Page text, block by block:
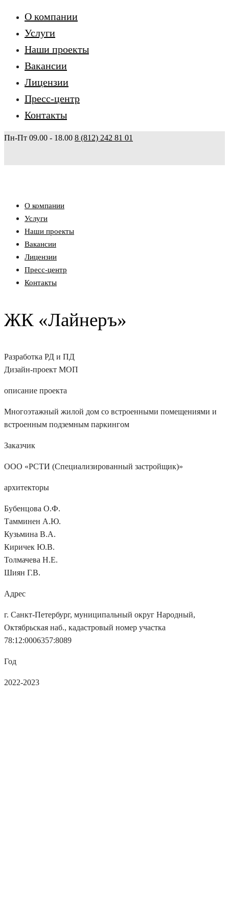
О компании
Услуги
Наши проекты
Вакансии
Лицензии
Пресс-центр
Контакты
Пн-Пт 09.00 - 18.00 8 (812) 242 81 01
О компании
Услуги
Наши проекты
Вакансии
Лицензии
Пресс-центр
Контакты
ЖК «Лайнеръ»
Разработка РД и ПД
Дизайн-проект МОП
описание проекта
Многоэтажный жилой дом со встроенными помещениями и
встроенным подземным паркингом
Заказчик
ООО «РСТИ (Специализированный застройщик)»
архитекторы
Бубенцова О.Ф.
Тамминен А.Ю.
Кузьмина В.А.
Киричек Ю.В.
Толмачева Н.Е.
Шиян Г.В.
Адрес
г. Санкт-Петербург, муниципальный округ Народный,
Октябрьская наб., кадастровый номер участка
78:12:0006357:8089
Год
2022-2023